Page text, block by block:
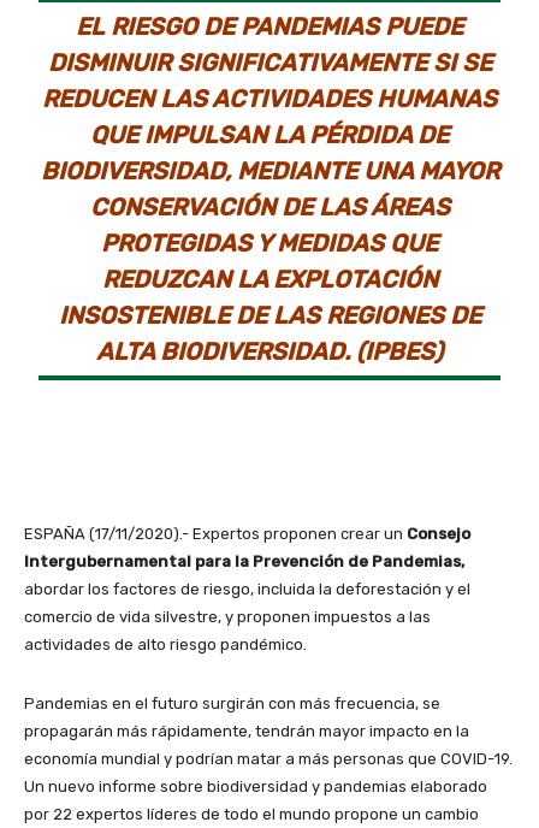
EL RIESGO DE PANDEMIAS PUEDE
DISMINUIR SIGNIFICATIVAMENTE SI SE
REDUCEN LAS ACTIVIDADES HUMANAS
QUE IMPULSAN LA PÉRDIDA DE
BIODIVERSIDAD, MEDIANTE UNA MAYOR
CONSERVACIÓN DE LAS ÁREAS
PROTEGIDAS Y MEDIDAS QUE
REDUZCAN LA EXPLOTACIÓN
INSOSTENIBLE DE LAS REGIONES DE
ALTA BIODIVERSIDAD. (IPBES)
ESPAÑA (17/11/2020).- Expertos proponen crear un Consejo
Intergubernamental para la Prevención de Pandemias,
abordar los factores de riesgo, incluida la deforestación y el
comercio de vida silvestre, y proponen impuestos a las
actividades de alto riesgo pandémico.
Pandemias en el futuro surgirán con más frecuencia, se
propagarán más rápidamente, tendrán mayor impacto en la
economía mundial y podrían matar a más personas que COVID-19.
Un nuevo informe sobre biodiversidad y pandemias elaborado
por 22 expertos líderes de todo el mundo propone un cambio